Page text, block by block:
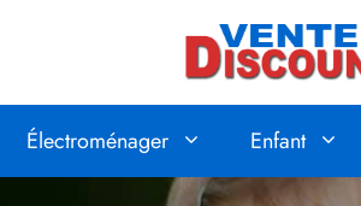
Électroménager Enfant